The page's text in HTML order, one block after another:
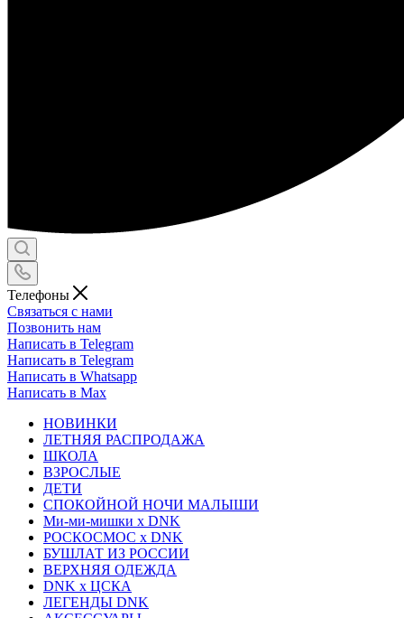
Телефоны
Связаться с нами
Позвонить нам
Написать в Telegram
Написать в Telegram
Написать в Whatsapp
Написать в Max
НОВИНКИ
ЛЕТНЯЯ РАСПРОДАЖА
ШКОЛА
ВЗРОСЛЫЕ
ДЕТИ
СПОКОЙНОЙ НОЧИ МАЛЫШИ
Ми-ми-мишки x DNK
РОСКОСМОС x DNK
БУШЛАТ ИЗ РОССИИ
ВЕРХНЯЯ ОДЕЖДА
DNK x ЦСКА
ЛЕГЕНДЫ DNK